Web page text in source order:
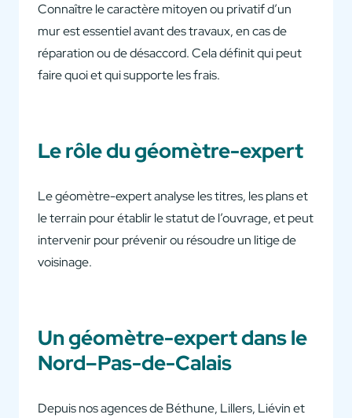
Connaître le caractère mitoyen ou privatif d’un
mur est essentiel avant des travaux, en cas de
réparation ou de désaccord. Cela définit qui peut
faire quoi et qui supporte les frais.
Le rôle du géomètre-expert
Le géomètre-expert analyse les titres, les plans et
le terrain pour établir le statut de l’ouvrage, et peut
intervenir pour prévenir ou résoudre un litige de
voisinage.
Un géomètre-expert dans le
Nord–Pas-de-Calais
Depuis nos agences de Béthune, Lillers, Liévin et